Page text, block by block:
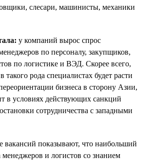
слесари, машинисты, механики
у компаний вырос спрос
по персоналу, закупщиков,
по логистике и ВЭД. Скорее всего,
такого рода специалистах будет расти
бизнеса в сторону Азии,
в условиях действующих санкций
сотрудничества с западными
вакансий показывают, что наибольший
менеджеров и логистов со знанием